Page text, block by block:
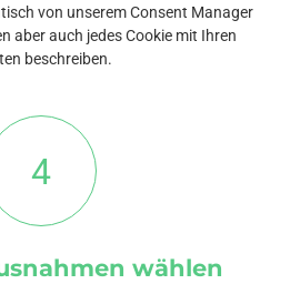
von unserem Consent Manager
aber auch jedes Cookie mit Ihren
beschreiben.
4
wählen